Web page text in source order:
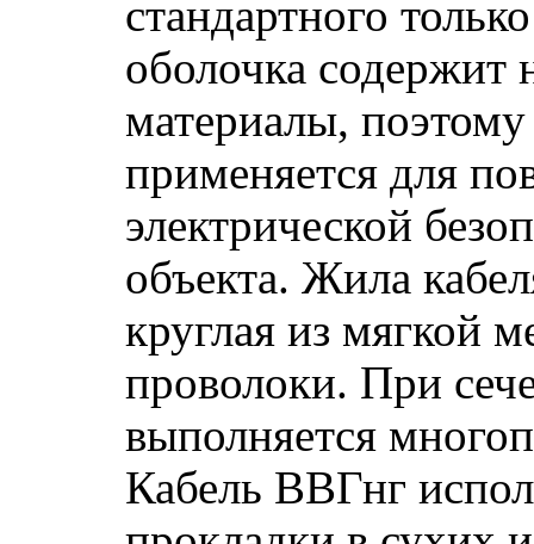
стандартного
оболочка содержит
материалы,
применяется для
электрической
объекта. Жила
круглая из мягкой
проволоки. При
выполняется
Кабель ВВГнг